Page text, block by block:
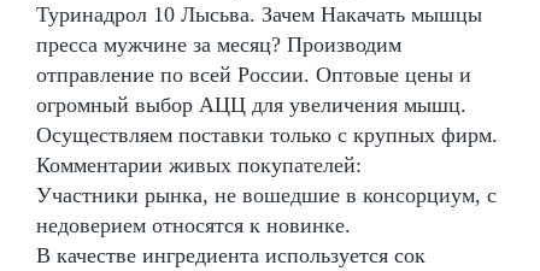
Туринадрол 10 Лысьва. Зачем Накачать мышцы
пресса мужчине за месяц? Производим
отправление по всей России. Оптовые цены и
огромный выбор АЦЦ для увеличения мышц.
Осуществляем поставки только с крупных фирм.
Комментарии живых покупателей:
Участники рынка, не вошедшие в консорциум, с
недоверием относятся к новинке.
В качестве ингредиента используется сок